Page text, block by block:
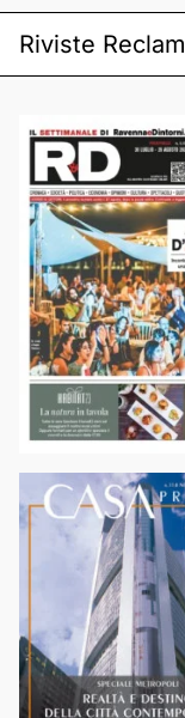
Riviste Reclam